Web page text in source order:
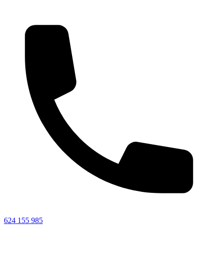
624 155 985